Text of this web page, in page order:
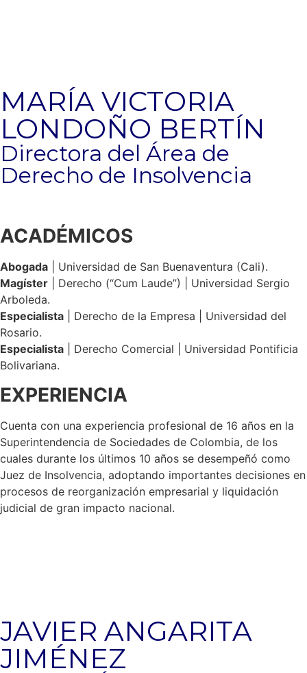
MARÍA VICTORIA
LONDOÑO BERTÍN
Directora del Área de
Derecho de Insolvencia
ACADÉMICOS
Abogada | Universidad de San Buenaventura (Cali).
Magíster | Derecho (“Cum Laude”) | Universidad Sergio
Arboleda.
Especialista | Derecho de la Empresa | Universidad del
Rosario.
Especialista | Derecho Comercial | Universidad Pontificia
Bolivariana.
EXPERIENCIA
Cuenta con una experiencia profesional de 16 años en la
Superintendencia de Sociedades de Colombia, de los
cuales durante los últimos 10 años se desempeñó como
Juez de Insolvencia, adoptando importantes decisiones en
procesos de reorganización empresarial y liquidación
judicial de gran impacto nacional.
JAVIER ANGARITA
JIMÉNEZ